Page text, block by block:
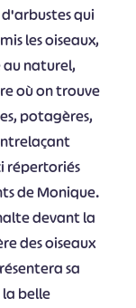
qui
les oiseaux,
au naturel,
où on trouve
potagères,
répertoriés
de Monique.
devant la
des oiseaux
sa
belle